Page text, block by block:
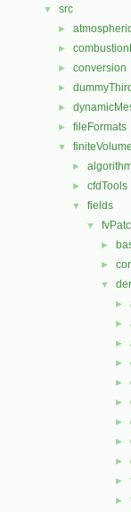
▼ src
►
►
► conversion
►
►
► fileFormats
▼ finiteVolume
►
► cfdTools
▼ fields
▼
►
►
▼
►
►
►
►
►
►
►
►
►
►
►